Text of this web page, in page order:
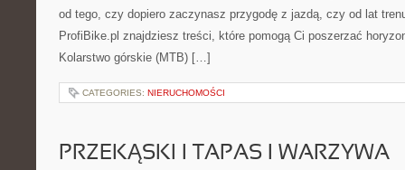
od tego, czy dopiero zaczynasz przygodę z jazdą, czy od lat
ProfiBike.pl znajdziesz treści, które pomogą Ci poszerzać
Kolarstwo górskie (MTB) […]
CATEGORIES: NIERUCHOMOŚCI
PRZEKĄSKI I TAPAS I WARZYWA